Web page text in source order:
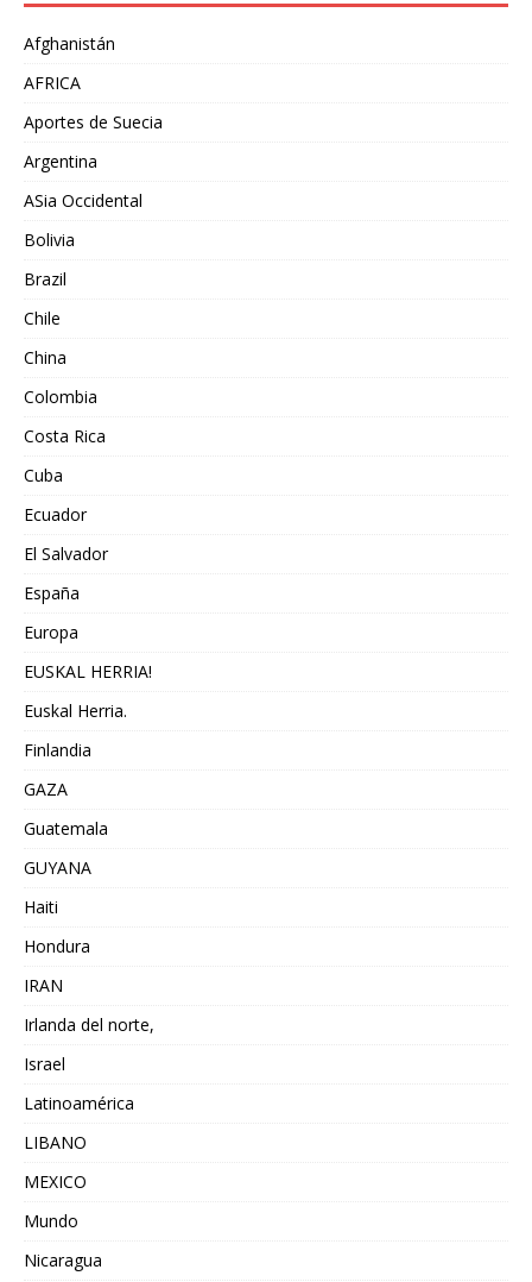
Afghanistán
AFRICA
Aportes de Suecia
Argentina
ASia Occidental
Bolivia
Brazil
Chile
China
Colombia
Costa Rica
Cuba
Ecuador
El Salvador
España
Europa
EUSKAL HERRIA!
Euskal Herria.
Finlandia
GAZA
Guatemala
GUYANA
Haiti
Hondura
IRAN
Irlanda del norte,
Israel
Latinoamérica
LIBANO
MEXICO
Mundo
Nicaragua